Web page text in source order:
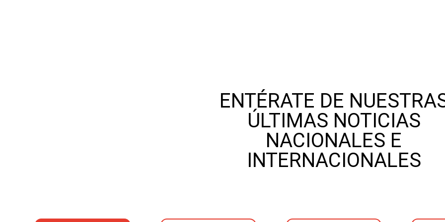
ENTÉRATE DE
ÚLTIMAS NOTICIAS
NACIONALES E
INTERNACIONALES